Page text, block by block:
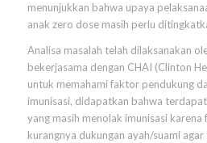
menunjukkan bahwa upaya
anak zero dose masih perlu
Analisa masalah telah dilaksanakan
bekerjasama dengan CHAI (Clinton
untuk memahami faktor pendukung
imunisasi, didapatkan bahwa
yang masih menolak imunisasi
kurangnya dukungan ayah/suami